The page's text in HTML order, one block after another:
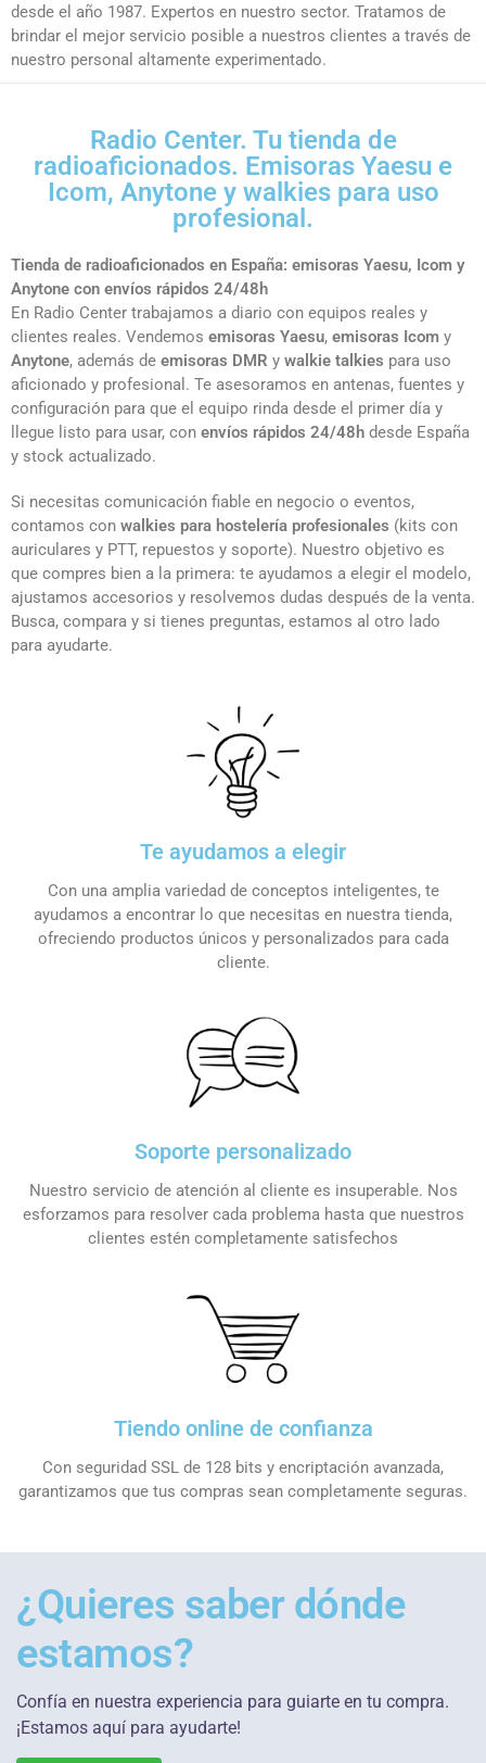
desde el año 1987. Expertos en nuestro sector. Tratamos de
brindar el mejor servicio posible a nuestros clientes a través de
nuestro personal altamente experimentado.
Radio Center. Tu tienda de
radioaficionados. Emisoras Yaesu e
Icom, Anytone y walkies para uso
profesional.
Tienda de radioaficionados en España: emisoras Yaesu, Icom y
Anytone con envíos rápidos 24/48h
En Radio Center trabajamos a diario con equipos reales y
clientes reales. Vendemos emisoras Yaesu, emisoras Icom y
Anytone, además de emisoras DMR y walkie talkies para uso
aficionado y profesional. Te asesoramos en antenas, fuentes y
configuración para que el equipo rinda desde el primer día y
llegue listo para usar, con envíos rápidos 24/48h desde España
y stock actualizado.
Si necesitas comunicación fiable en negocio o eventos,
contamos con walkies para hostelería profesionales (kits con
auriculares y PTT, repuestos y soporte). Nuestro objetivo es
que compres bien a la primera: te ayudamos a elegir el modelo,
ajustamos accesorios y resolvemos dudas después de la venta.
Busca, compara y si tienes preguntas, estamos al otro lado
para ayudarte.
Te ayudamos a elegir
Con una amplia variedad de conceptos inteligentes, te
ayudamos a encontrar lo que necesitas en nuestra tienda,
ofreciendo productos únicos y personalizados para cada
cliente.
Soporte personalizado
Nuestro servicio de atención al cliente es insuperable. Nos
esforzamos para resolver cada problema hasta que nuestros
clientes estén completamente satisfechos
Tiendo online de confianza
Con seguridad SSL de 128 bits y encriptación avanzada,
garantizamos que tus compras sean completamente seguras.
¿Quieres saber dónde
estamos?
Confía en nuestra experiencia para guiarte en tu compra.
¡Estamos aquí para ayudarte!